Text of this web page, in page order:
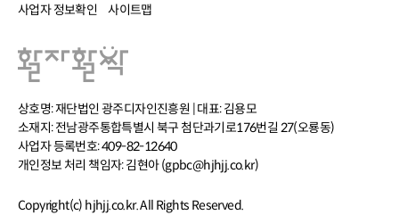
상호명: 재단법인 광주디자인진흥원 | 대표: 김용모
소재지: 전남광주통합특별시 북구 첨단과기로176번길 27(오룡동)
사업자 등록번호: 409-82-12640
개인정보 처리 책임자: 김현아 (gpbc@hjhjj.co.kr)
Copyright(c) hjhjj.co.kr. All Rights Reserved.
사업자 정보확인
사이트맵